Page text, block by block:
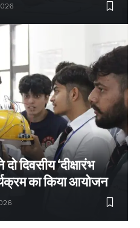
दिवसीय ‘दीक्षारंभ
का किया आयोजन